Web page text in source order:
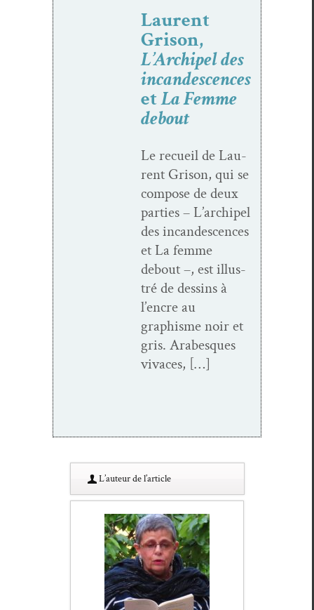
Laurent
Grison,
L’Archipel des
incandescences
etLa Femme
debout
Le recueil de Lau­
rent Gri­son, qui se
com­pose de deux
par­ties – L’archipel
des incan­des­cences
et La femme
debout –, est illus­
tré de dessins à
l’encre au
graphisme noir et
gris. Arabesques
vivaces, […]
L’au­teur de l’article